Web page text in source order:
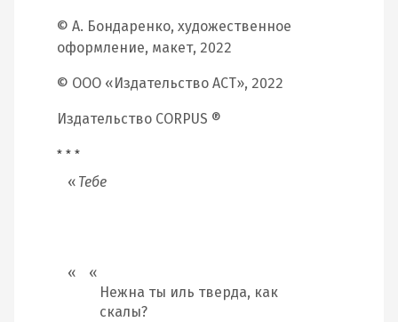
© А. Бондаренко, художественное
оформление, макет, 2022
© ООО «Издательство АСТ», 2022
Издательство CORPUS ®
* * *
Тебе
Нежна ты иль тверда, как
скалы?